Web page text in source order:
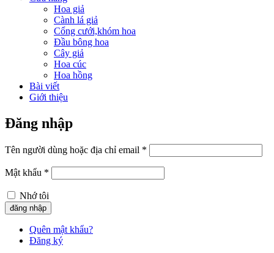
Hoa giả
Cành lá giả
Cổng cưới,khóm hoa
Đầu bông hoa
Cây giả
Hoa cúc
Hoa hồng
Bài viết
Giới thiệu
Đăng nhập
Tên người dùng hoặc địa chỉ email *
Mật khẩu *
Nhớ tôi
Quên mật khẩu?
Đăng ký